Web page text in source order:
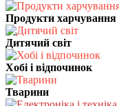
Продукти харчування
Дитячий світ
Хобі і відпочинок
Тварини